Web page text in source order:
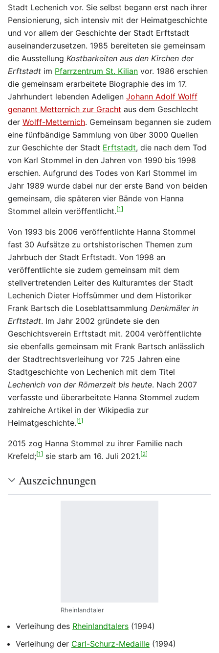
Stadt Lechenich vor. Sie selbst begann erst nach ihrer
Pensionierung, sich intensiv mit der Heimatgeschichte
und vor allem der Geschichte der Stadt Erftstadt
auseinanderzusetzen. 1985 bereiteten sie gemeinsam
die Ausstellung Kostbarkeiten aus den Kirchen der
Erftstadt im Pfarrzentrum St. Kilian vor. 1986 erschien
die gemeinsam erarbeitete Biographie des im 17.
Jahrhundert lebenden Adeligen Johann Adolf Wolff
genannt Metternich zur Gracht aus dem Geschlecht
der Wolff-Metternich. Gemeinsam begannen sie zudem
eine fünfbändige Sammlung von über 3000 Quellen
zur Geschichte der Stadt Erftstadt, die nach dem Tod
von Karl Stommel in den Jahren von 1990 bis 1998
erschien. Aufgrund des Todes von Karl Stommel im
Jahr 1989 wurde dabei nur der erste Band von beiden
gemeinsam, die späteren vier Bände von Hanna
Stommel allein veröffentlicht.[1]
Von 1993 bis 2006 veröffentlichte Hanna Stommel
fast 30 Aufsätze zu ortshistorischen Themen zum
Jahrbuch der Stadt Erftstadt. Von 1998 an
veröffentlichte sie zudem gemeinsam mit dem
stellvertretenden Leiter des Kulturamtes der Stadt
Lechenich Dieter Hoffsümmer und dem Historiker
Frank Bartsch die Loseblattsammlung Denkmäler in
Erftstadt. Im Jahr 2002 gründete sie den
Geschichtsverein Erftstadt mit. 2004 veröffentlichte
sie ebenfalls gemeinsam mit Frank Bartsch anlässlich
der Stadtrechtsverleihung vor 725 Jahren eine
Stadtgeschichte von Lechenich mit dem Titel
Lechenich von der Römerzeit bis heute. Nach 2007
verfasste und überarbeitete Hanna Stommel zudem
zahlreiche Artikel in der Wikipedia zur
Heimatgeschichte.[1]
2015 zog Hanna Stommel zu ihrer Familie nach
Krefeld;[1] sie starb am 16. Juli 2021.[2]
Auszeichnungen
Rheinlandtaler
Verleihung des Rheinlandtalers (1994)
Verleihung der Carl-Schurz-Medaille (1994)